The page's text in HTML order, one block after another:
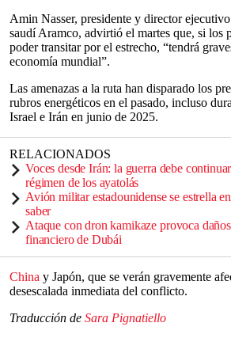
Amin Nasser, presidente y director
saudí Aramco, advirtió el martes que, si los
poder transitar por el estrecho, “tendrá
economía mundial”.
Las amenazas a la ruta han disparado los
rubros energéticos en el pasado, incluso
Israel e Irán en junio de 2025.
RELACIONADOS
Voces desde Irán: la guerra debe
régimen de los ayatolás
Avión militar estadounidense se estrella
saber
Ataque con dron kamikaze provoca
financiero de Dubái
China y Japón, que se verán gravemente
desescalada inmediata del conflicto.
Traducción de Sara Pignatiello